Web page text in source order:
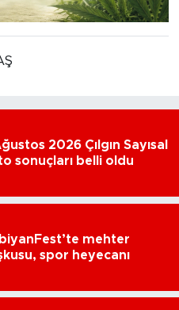
2026 Çılgın Sayısal
sonuçları belli oldu
mehter
spor heyecanı